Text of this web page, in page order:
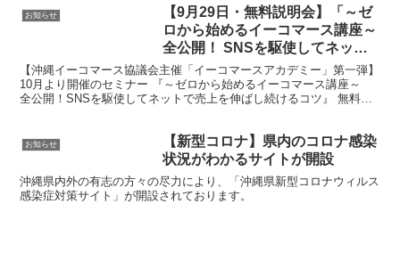
お知らせ
【9月29日・無料説明会】「～ゼ
ロから始めるイーコマース講座～
全公開！ SNSを駆使してネット
で売上を伸ばし続けるコツ」
【沖縄イーコマース協議会主催「イーコマースアカデミー」第一弾】
10月より開催のセミナー 『～ゼロから始めるイーコマース講座～
全公開！SNSを駆使してネットで売上を伸ばし続けるコツ』 無料説
お知らせ
【新型コロナ】県内のコロナ感染
状況がわかるサイトが開設
沖縄県内外の有志の方々の尽力により、「沖縄県新型コロナウィルス
感染症対策サイト」が開設されております。